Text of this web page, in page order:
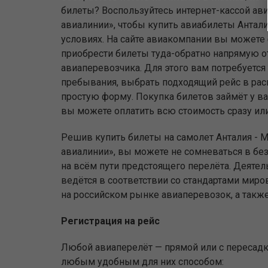
билеты? Воспользуйтесь интернет-кассой
авиалинии», чтобы купить авиабилеты
условиях. На сайте авиакомпании вы можете
приобрести билеты туда-обратно напрямую
авиаперевозчика. Для этого вам
пребывания, выбрать подходящий рейс в
простую форму. Покупка билетов займёт у
вы можете оплатить всю стоимость сразу
Решив купить билеты на самолет Анталия -
авиалинии», вы можете не сомневаться в
на всём пути предстоящего перелёта.
ведётся в соответствии со стандартами
на российском рынке авиаперевозок, а
Регистрация на рейс
Любой авиаперелёт — прямой или с
любым удобным для них способом: